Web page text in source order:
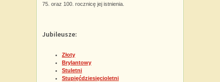
75. oraz 100. rocznicę jej istnienia.
Jubileusze:
Złoty
Brylantowy
Stuletni
Stupięćdziesięcioletni